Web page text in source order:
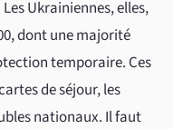
Les Ukrainiennes, elles,
dont une majorité
temporaire. Ces
de séjour, les
nationaux. Il faut